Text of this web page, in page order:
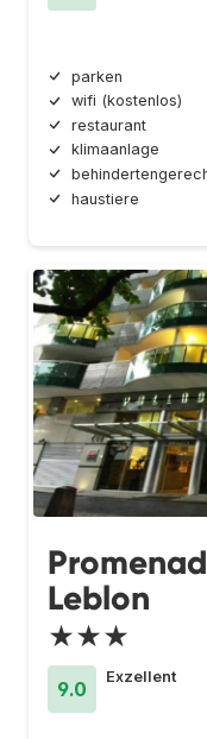
parken
wifi (kostenlos)
restaurant
klimaanlage
haustiere
Leblon
★★★
9.0
Exzellent